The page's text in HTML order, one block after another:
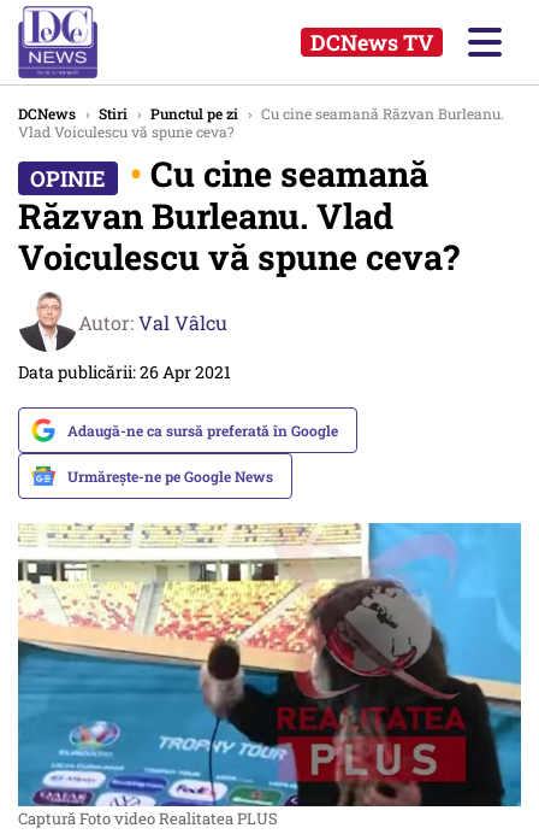
DCNews TV
DCNews › Stiri › Punctul pe zi › Cu cine seamană Răzvan Burleanu.
Vlad Voiculescu vă spune ceva?
• Cu cine seamană
Răzvan Burleanu. Vlad
Voiculescu vă spune ceva?
Autor:Val Vâlcu
Data publicării: 26 Apr 2021
Adaugă-ne ca sursă preferată în Google
Urmărește-ne pe Google News
Captură Foto video Realitatea PLUS